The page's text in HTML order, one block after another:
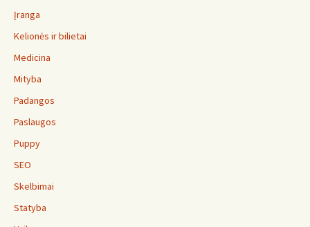
Įranga
Kelionės ir bilietai
Medicina
Mityba
Padangos
Paslaugos
Puppy
SEO
Skelbimai
Statyba